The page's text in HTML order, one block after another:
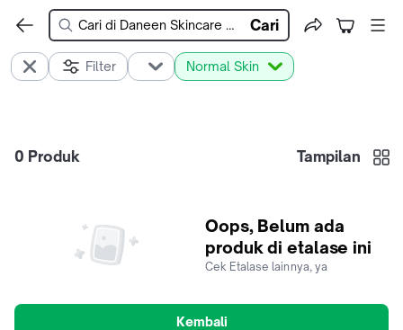
Cari
Filter Normal Skin
0 Produk Tampilan
Oops, Belum ada
produk di etalase ini
Cek Etalase lainnya, ya
Kembali